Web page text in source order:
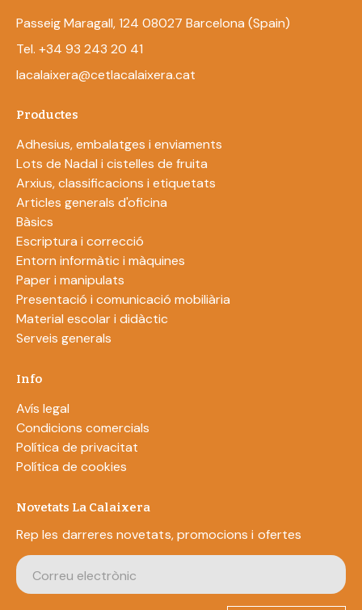
Passeig Maragall, 124 08027 Barcelona (Spain)
Tel. +34 93 243 20 41
lacalaixera@cetlacalaixera.cat
Productes
Adhesius, embalatges i enviaments
Lots de Nadal i cistelles de fruita
Arxius, classificacions i etiquetats
Articles generals d'oficina
Bàsics
Escriptura i correcció
Entorn informàtic i màquines
Paper i manipulats
Presentació i comunicació mobiliària
Material escolar i didàctic
Serveis generals
Info
Avís legal
Condicions comercials
Política de privacitat
Política de cookies
Novetats La Calaixera
Rep les darreres novetats, promocions i ofertes